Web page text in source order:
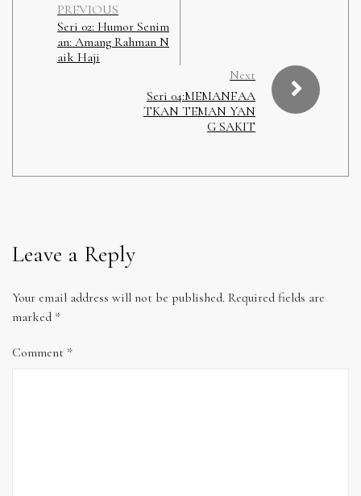
PREVIOUS
Seri 02: Humor Senim
an: Amang Rahman N
aik Haji
Next
Seri 04:MEMANFAA
TKAN TEMAN YAN
G SAKIT
Leave a Reply
Your email address will not be published. Required fields are
marked *
Comment *